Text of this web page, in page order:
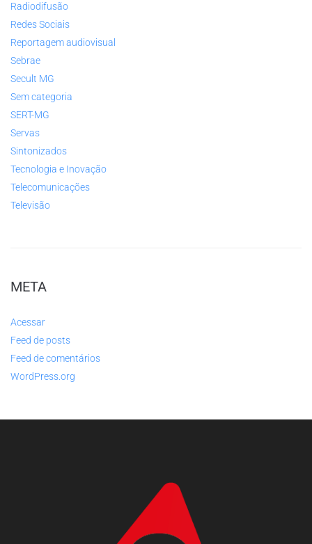
Radiodifusão
Redes Sociais
Reportagem audiovisual
Sebrae
Secult MG
Sem categoria
SERT-MG
Servas
Sintonizados
Tecnologia e Inovação
Telecomunicações
Televisão
META
Acessar
Feed de posts
Feed de comentários
WordPress.org